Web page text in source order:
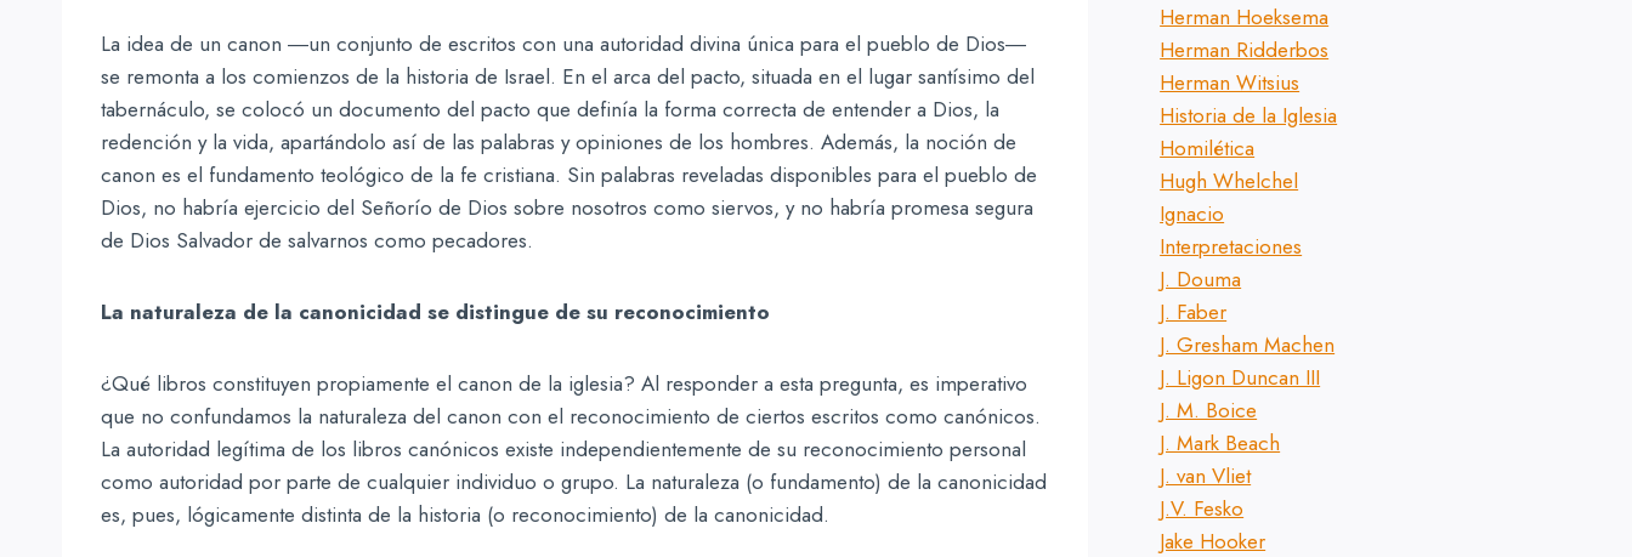
La idea de un canon ―un conjunto de escritos con una autoridad divina única para el pueblo de Dios―
se remonta a los comienzos de la historia de Israel. En el arca del pacto, situada en el lugar santísimo del
tabernáculo, se colocó un documento del pacto que definía la forma correcta de entender a Dios, la
redención y la vida, apartándolo así de las palabras y opiniones de los hombres. Además, la noción de
canon es el fundamento teológico de la fe cristiana. Sin palabras reveladas disponibles para el pueblo de
Dios, no habría ejercicio del Señorío de Dios sobre nosotros como siervos, y no habría promesa segura
de Dios Salvador de salvarnos como pecadores.
La naturaleza de la canonicidad se distingue de su reconocimiento
¿Qué libros constituyen propiamente el canon de la iglesia? Al responder a esta pregunta, es imperativo
que no confundamos la naturaleza del canon con el reconocimiento de ciertos escritos como canónicos.
La autoridad legítima de los libros canónicos existe independientemente de su reconocimiento personal
como autoridad por parte de cualquier individuo o grupo. La naturaleza (o fundamento) de la canonicidad
es, pues, lógicamente distinta de la historia (o reconocimiento) de la canonicidad.
Herman Hoeksema
Herman Ridderbos
Herman Witsius
Historia de la Iglesia
Homilética
Hugh Whelchel
Ignacio
Interpretaciones
J. Douma
J. Faber
J. Gresham Machen
J. Ligon Duncan III
J. M. Boice
J. Mark Beach
J. van Vliet
J.V. Fesko
Jake Hooker